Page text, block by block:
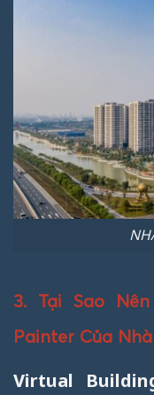
3. Tại Sao
Painter Của
Virtual